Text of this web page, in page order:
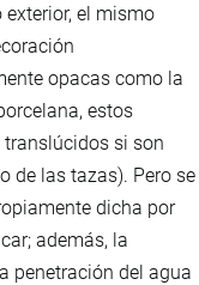
el mismo
opacas como la
estos
si son
de las tazas). Pero se
dicha por
además, la
penetración del agua